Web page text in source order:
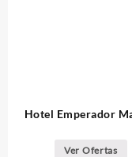
Hotel Emperador
Ver Ofertas